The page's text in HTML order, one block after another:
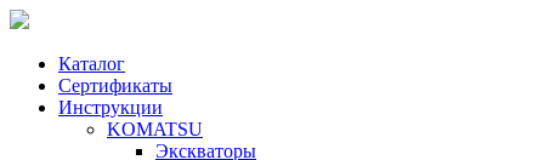
Каталог
Сертификаты
Инструкции
KOMATSU
Экскваторы